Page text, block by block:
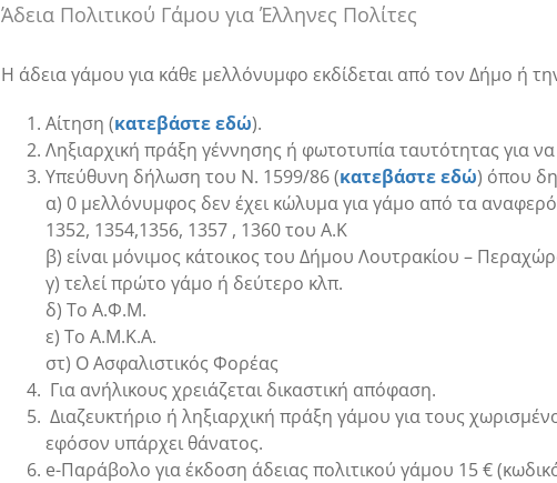
Άδεια Πολιτικού Γάμου για Έλληνες Πολίτες
Η άδεια γάμου για κάθε μελλόνυμφο εκδίδεται από τον Δήμο ή
Αίτηση (κατεβάστε εδώ).
Ληξιαρχική πράξη γέννησης ή φωτοτυπία ταυτότητας για
Υπεύθυνη δήλωση του Ν. 1599/86 (κατεβάστε εδώ) όπου
α) 0 μελλόνυμφος δεν έχει κώλυμα για γάμο από τα
1352, 1354,1356, 1357 , 1360 του Α.Κ
β) είναι μόνιμος κάτοικος του Δήμου Λουτρακίου –
γ) τελεί πρώτο γάμο ή δεύτερο κλπ.
δ) Το Α.Φ.Μ.
ε) Το Α.Μ.Κ.Α.
στ) Ο Ασφαλιστικός Φορέας
Για ανήλικους χρειάζεται δικαστική απόφαση.
Διαζευκτήριο ή ληξιαρχική πράξη γάμου για τους
εφόσον υπάρχει θάνατος.
e-Παράβολο για έκδοση άδειας πολιτικού γάμου 15 €